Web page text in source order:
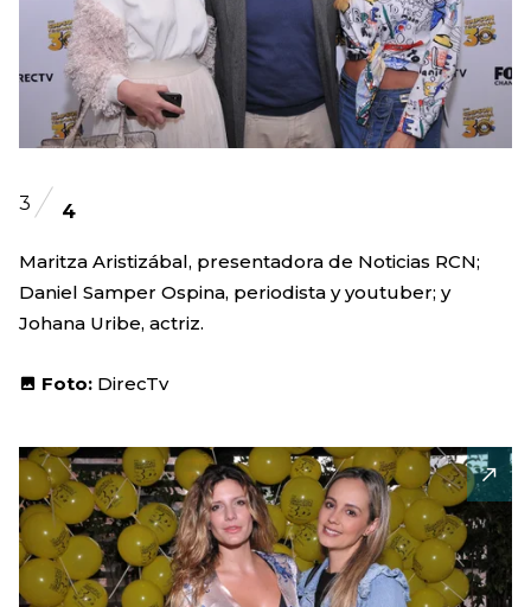
3 4
Maritza Aristizábal, presentadora de Noticias RCN;
Daniel Samper Ospina, periodista y youtuber; y
Johana Uribe, actriz.
Foto: DirecTv